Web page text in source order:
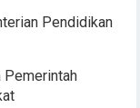
Pendidikan
Pemerintah